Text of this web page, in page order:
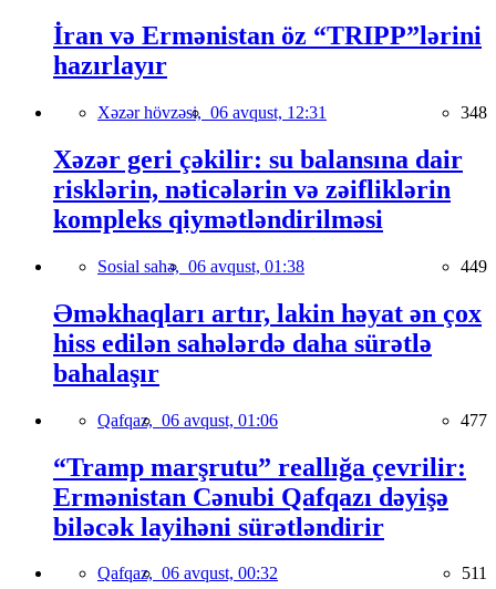
İran və Ermənistan öz “TRIPP”lərini
hazırlayır
Xəzər hövzəsi, 06 avqust, 12:31 348
Xəzər geri çəkilir: su balansına dair
risklərin, nəticələrin və zəifliklərin
kompleks qiymətləndirilməsi
Sosial sahə, 06 avqust, 01:38 449
Əməkhaqları artır, lakin həyat ən çox
hiss edilən sahələrdə daha sürətlə
bahalaşır
Qafqaz, 06 avqust, 01:06 477
“Tramp marşrutu” reallığa çevrilir:
Ermənistan Cənubi Qafqazı dəyişə
biləcək layihəni sürətləndirir
Qafqaz, 06 avqust, 00:32 511